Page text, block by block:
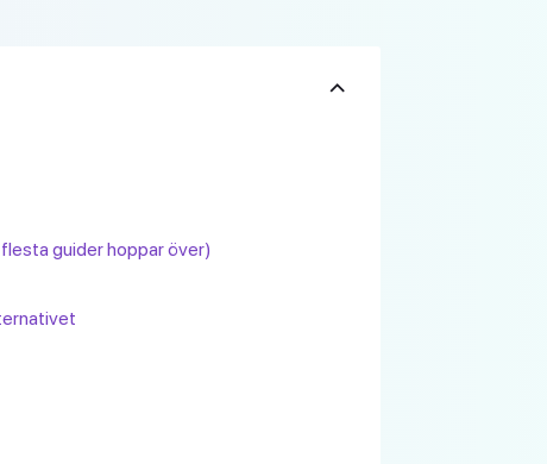
guider hoppar över)